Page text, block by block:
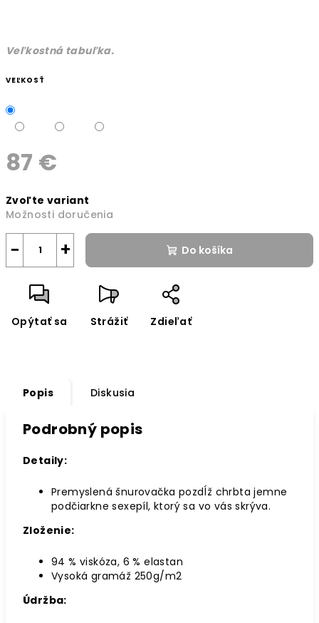
Veľkostná tabuľka.
VEĽKOSŤ
87 €
cena:
Zvoľte variant
Možnosti doručenia
+
− Do košíka
Opýtať sa Strážiť Zdieľať
Popis Diskusia
Podrobný popis
Detaily:
Premyslená šnurovačka pozdĺž chrbta jemne
podčiarkne sexepíl, ktorý sa vo vás skrýva.
Zloženie:
94 % viskóza, 6 % elastan
Vysoká gramáž 250g/m2
Údržba: